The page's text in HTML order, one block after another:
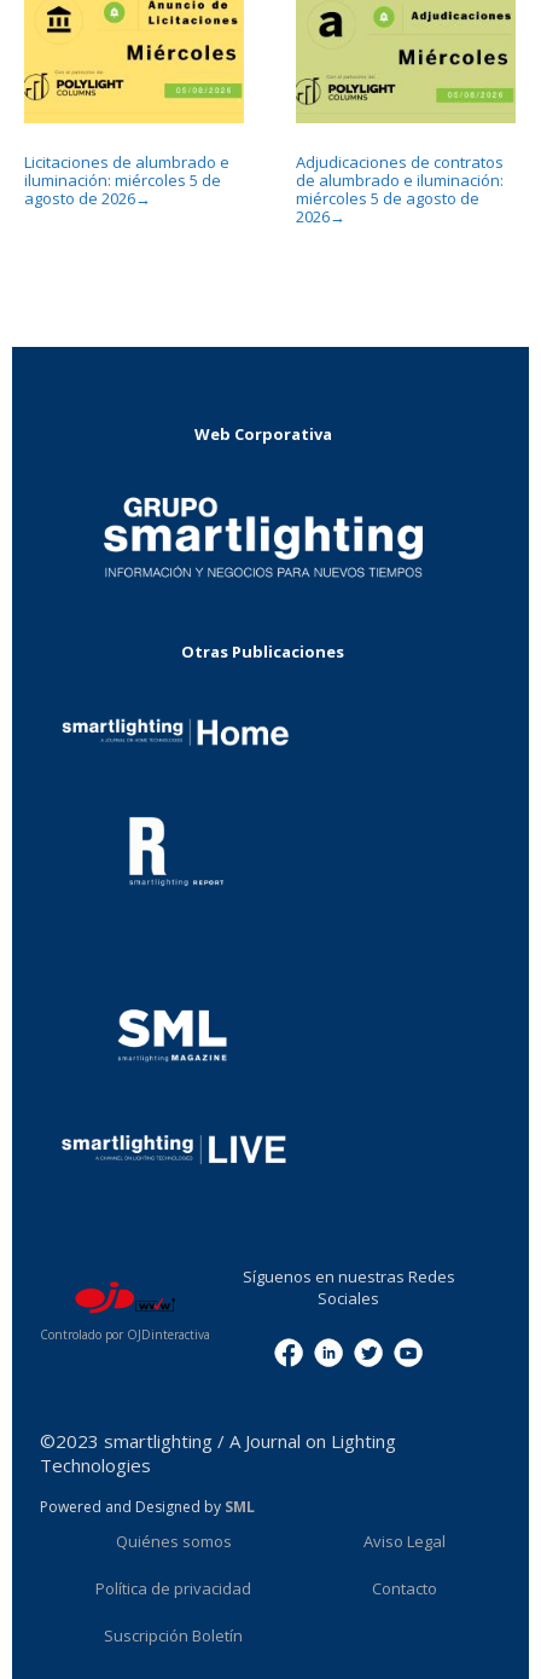
Licitaciones de alumbrado e
iluminación: miércoles 5 de
agosto de 2026→
Adjudicaciones de contratos
de alumbrado e iluminación:
miércoles 5 de agosto de
2026→
Web Corporativa
Otras Publicaciones
Controlado por OJDinteractiva
Síguenos en nuestras Redes
Sociales
©2023 smartlighting / A Journal on Lighting
Technologies
Powered and Designed by SML
Quiénes somos Aviso Legal
Política de privacidad Contacto
Suscripción Boletín